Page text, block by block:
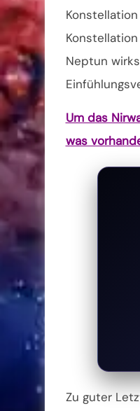
Neptun
Um das
was
Zu guter